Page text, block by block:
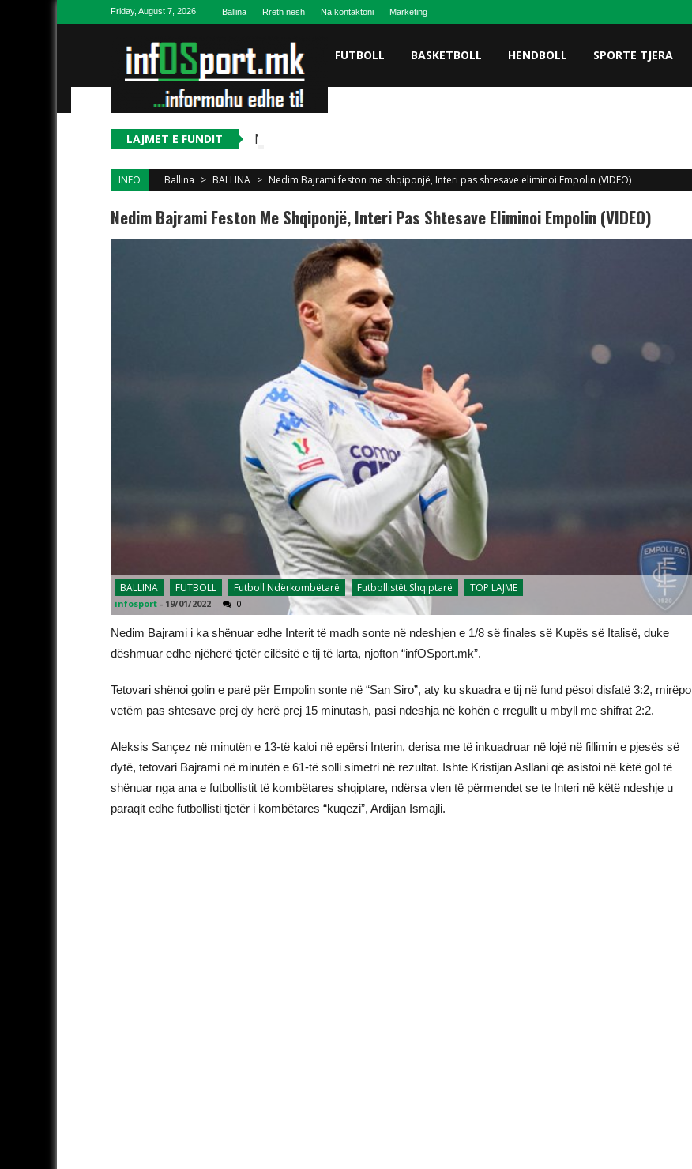
Skip to contentFriday, August 7, 2026 Ballina Rreth nesh Na kontaktoni Marketing
FUTBOLL BASKETBOLL HENDBOLL SPORTE TJERA
LAJMET E FUNDIT Në moshë 34-vjeçare ndërroi jetë luftëtari i UFC-së, Allan Nascimento
INFO Ballina > BALLINA > Nedim Bajrami feston me shqiponjë, Interi pas shtesave eliminoi Empolin (VIDEO)
Nedim Bajrami Feston Me Shqiponjë, Interi Pas Shtesave Eliminoi Empolin (VIDEO)
BALLINA FUTBOLL Futboll Ndërkombëtarë Futbollistët Shqiptarë TOP LAJME
infosport - 19/01/2022 0
Nedim Bajrami i ka shënuar edhe Interit të madh sonte në ndeshjen e 1/8 së finales së Kupës së Italisë, duke
dëshmuar edhe njëherë tjetër cilësitë e tij të larta, njofton “infOSport.mk”.
Tetovari shënoi golin e parë për Empolin sonte në “San Siro”, aty ku skuadra e tij në fund pësoi disfatë 3:2, mirëpo
vetëm pas shtesave prej dy herë prej 15 minutash, pasi ndeshja në kohën e rregullt u mbyll me shifrat 2:2.
Aleksis Sançez në minutën e 13-të kaloi në epërsi Interin, derisa me të inkuadruar në lojë në fillimin e pjesës së
dytë, tetovari Bajrami në minutën e 61-të solli simetri në rezultat. Ishte Kristijan Asllani që asistoi në këtë gol të
shënuar nga ana e futbollistit të kombëtares shqiptare, ndërsa vlen të përmendet se te Interi në këtë ndeshje u
paraqit edhe futbollisti tjetër i kombëtares “kuqezi”, Ardijan Ismajli.